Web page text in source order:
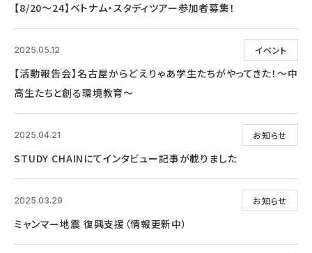
【8/20～24】ベトナム・スタディツアー参加者募集！
イベント
2025.05.12
【活動報告会】名古屋からどえりゃあ学生たちがやってきた！～中
高生たちと創る環境教育～
お知らせ
2025.04.21
STUDY CHAINにてインタビュー記事が載りました
お知らせ
2025.03.29
ミャンマー地震 復興支援（情報更新中）